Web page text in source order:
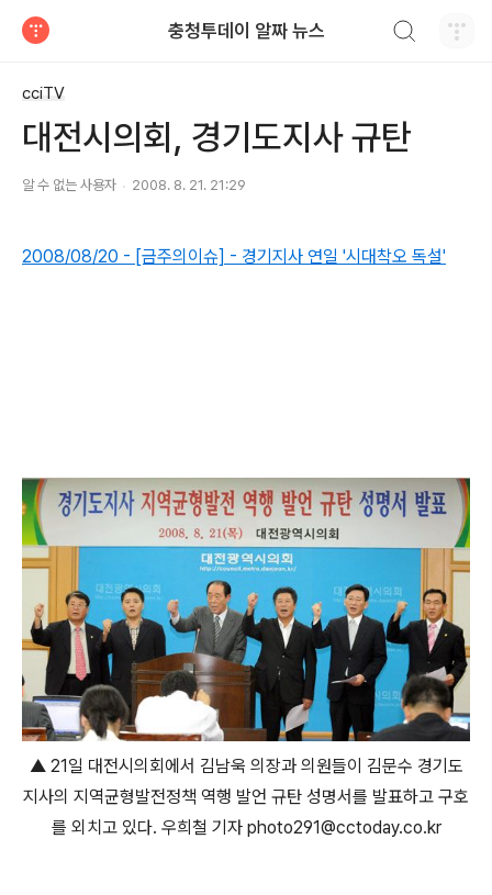
충청투데이 알짜 뉴스
cciTV
대전시의회, 경기도지사 규탄
알 수 없는 사용자 2008. 8. 21. 21:29
2008/08/20 - [금주의이슈] - 경기지사 연일 '시대착오 독설'
▲ 21일 대전시의회에서 김남욱 의장과 의원들이 김문수 경기도
지사의 지역균형발전정책 역행 발언 규탄 성명서를 발표하고 구호
를 외치고 있다. 우희철 기자 photo291@cctoday.co.kr